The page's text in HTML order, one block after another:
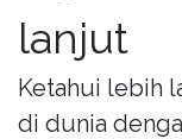
lanjut
Ketahui lebih
di dunia